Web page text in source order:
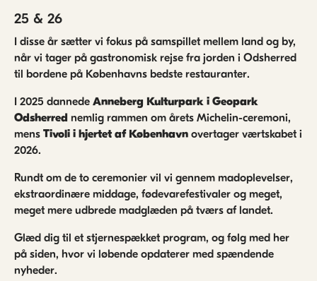
25 & 26
I disse år sætter vi fokus på samspillet mellem land og by,
når vi tager på gastronomisk rejse fra jorden i Odsherred
til bordene på Københavns bedste restauranter.
I 2025 dannede Anneberg Kulturpark i Geopark
Odsherred nemlig rammen om årets Michelin-ceremoni,
mens Tivoli i hjertet af København overtager værtskabet i
2026.
Rundt om de to ceremonier vil vi gennem madoplevelser,
ekstraordinære middage, fødevarefestivaler og meget,
meget mere udbrede madglæden på tværs af landet.
Glæd dig til et stjernespækket program, og følg med her
på siden, hvor vi løbende opdaterer med spændende
nyheder.